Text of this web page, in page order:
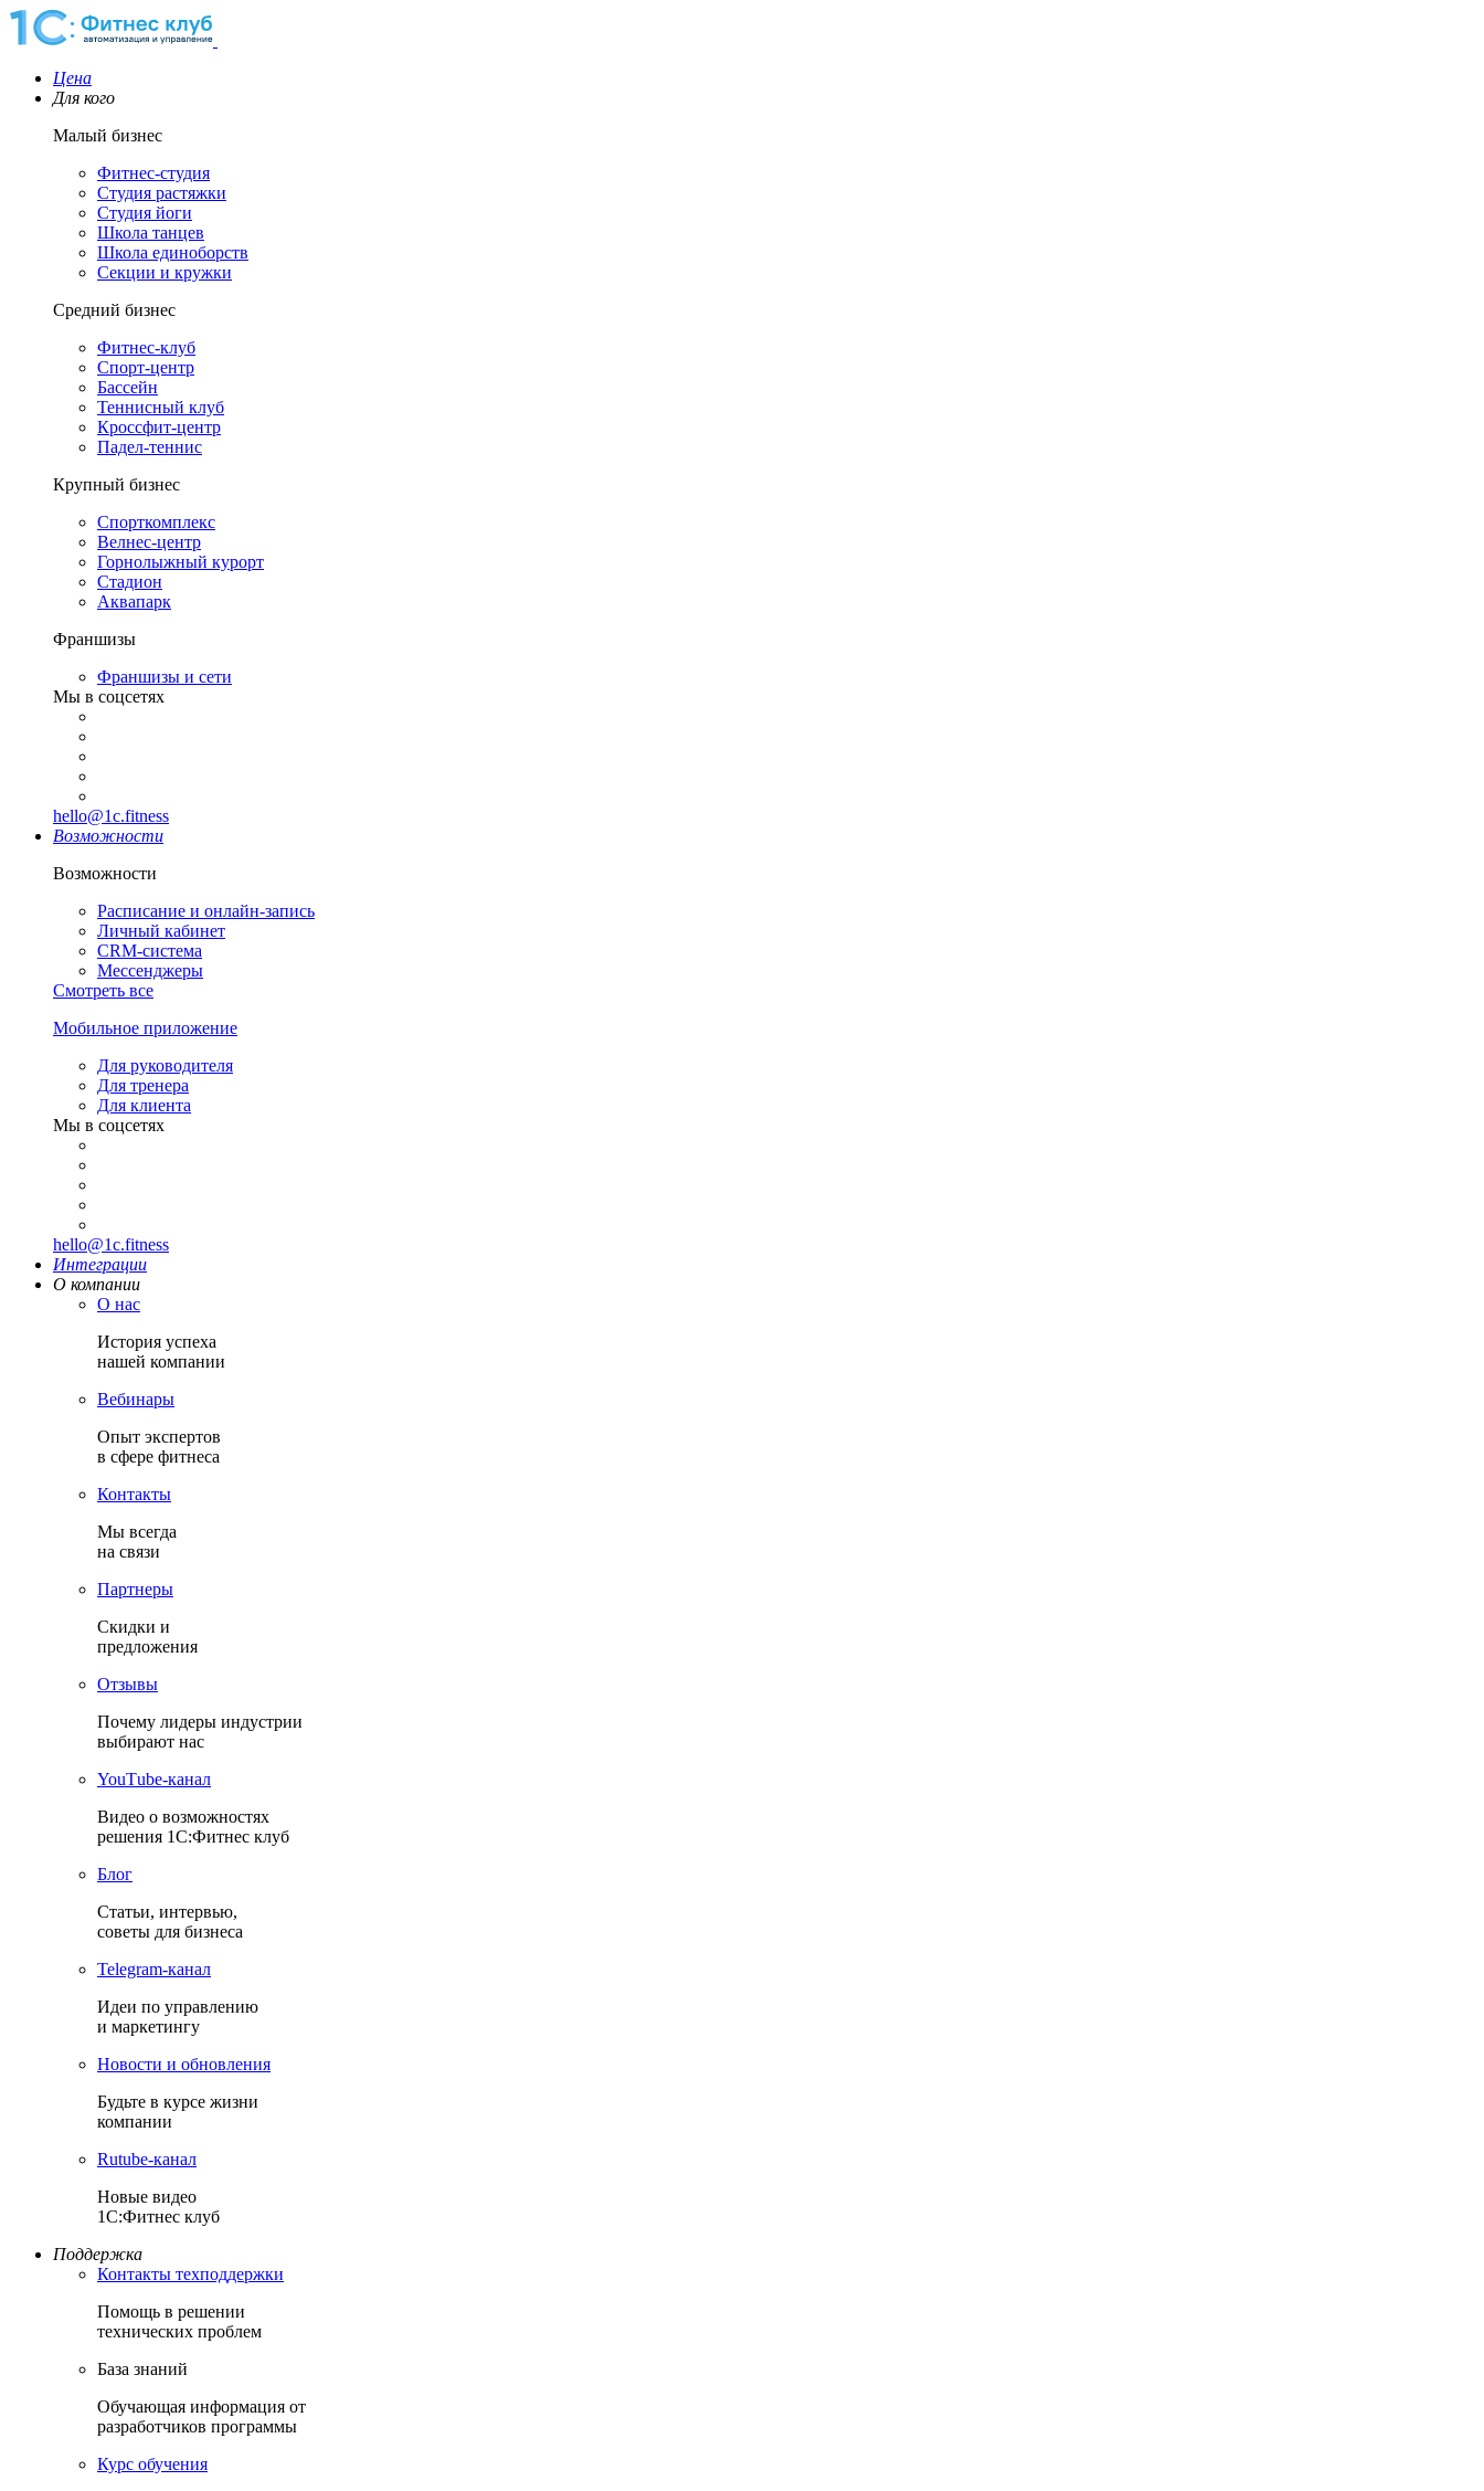
Цена
Для кого
Малый бизнес
Фитнес-студия
Студия растяжки
Студия йоги
Школа танцев
Школа единоборств
Секции и кружки
Средний бизнес
Фитнес-клуб
Спорт-центр
Бассейн
Теннисный клуб
Кроссфит-центр
Падел-теннис
Крупный бизнес
Спорткомплекс
Велнес-центр
Горнолыжный курорт
Стадион
Аквапарк
Франшизы
Франшизы и сети
Мы в соцсетях
hello@1c.fitness
Возможности
Возможности
Расписание и онлайн-запись
Личный кабинет
CRM-система
Мессенджеры
Смотреть все
Мобильное приложение
Для руководителя
Для тренера
Для клиента
Мы в соцсетях
hello@1c.fitness
Интеграции
О компании
О нас
История успеха
нашей компании
Вебинары
Опыт экспертов
в сфере фитнеса
Контакты
Мы всегда
на связи
Партнеры
Скидки и
предложения
Отзывы
Почему лидеры индустрии
выбирают нас
YouТube-канал
Видео о возможностях
решения 1С:Фитнес клуб
Блог
Статьи, интервью,
советы для бизнеса
Теlegram-канал
Идеи по управлению
и маркетингу
Новости и обновления
Будьте в курсе жизни
компании
Rutube-канал
Новые видео
1С:Фитнес клуб
Поддержка
Контакты техподдержки
Помощь в решении
технических проблем
База знаний
Обучающая информация от
разработчиков программы
Курс обучения